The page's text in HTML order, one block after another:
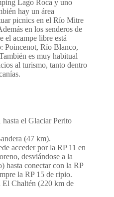
Lago Roca y uno
hay un área
picnics en el Río Mitre
en los senderos de
el acampe libre está
Poincenot, Río Blanco,
es muy habitual
al turismo, tanto dentro
el Glaciar Perito
(47 km).
acceder por la RP 11 en
desviándose a la
hasta conectar con la RP
la RP 15 de ripio.
El Chaltén (220 km de